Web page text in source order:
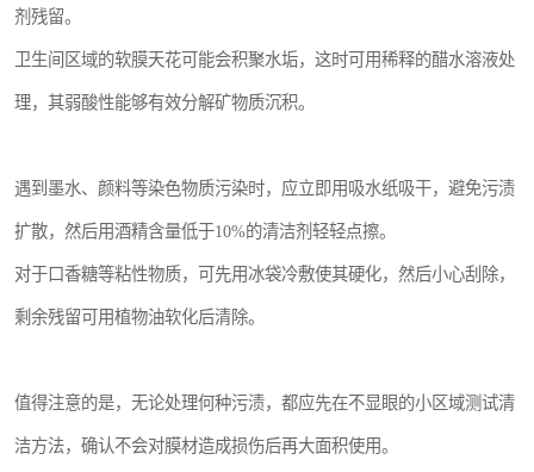
剂残留。
卫生间区域的软膜天花可能会积聚水垢，这时可用稀释的醋水溶液处
理，其弱酸性能够有效分解矿物质沉积。
遇到墨水、颜料等染色物质污染时，应立即用吸水纸吸干，避免污渍
扩散，然后用酒精含量低于10%的清洁剂轻轻点擦。
对于口香糖等粘性物质，可先用冰袋冷敷使其硬化，然后小心刮除，
剩余残留可用植物油软化后清除。
值得注意的是，无论处理何种污渍，都应先在不显眼的小区域测试清
洁方法，确认不会对膜材造成损伤后再大面积使用。